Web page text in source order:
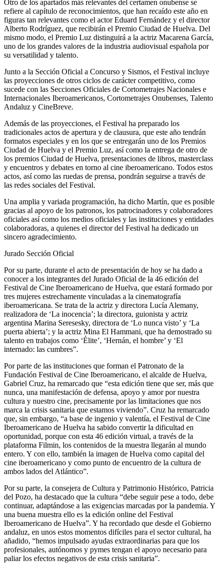
Otro de los apartados más relevantes del certamen onubense se
refiere al capítulo de reconocimientos, que han recaído este año en
figuras tan relevantes como el actor Eduard Fernández y el director
Alberto Rodríguez, que recibirán el Premio Ciudad de Huelva. Del
mismo modo, el Premio Luz distinguirá a la actriz Macarena García,
uno de los grandes valores de la industria audiovisual española por
su versatilidad y talento.
Junto a la Sección Oficial a Concurso y Sismos, el Festival incluye
las proyecciones de otros ciclos de carácter competitivo, como
sucede con las Secciones Oficiales de Cortometrajes Nacionales e
Internacionales Iberoamericanos, Cortometrajes Onubenses, Talento
Andaluz y CineBreve.
Además de las proyecciones, el Festival ha preparado los
tradicionales actos de apertura y de clausura, que este año tendrán
formatos especiales y en los que se entregarán uno de los Premios
Ciudad de Huelva y el Premio Luz, así como la entrega de otro de
los premios Ciudad de Huelva, presentaciones de libros, masterclass
y encuentros y debates en torno al cine iberoamericano. Todos estos
actos, así como las ruedas de prensa, pondrán seguirse a través de
las redes sociales del Festival.
Una amplia y variada programación, ha dicho Martín, que es posible
gracias al apoyo de los patronos, los patrocinadores y colaboradores
oficiales así como los medios oficiales y las instituciones y entidades
colaboradoras, a quienes el director del Festival ha dedicado un
sincero agradecimiento.
Jurado Sección Oficial
Por su parte, durante el acto de presentación de hoy se ha dado a
conocer a los integrantes del Jurado Oficial de la 46 edición del
Festival de Cine Iberoamericano de Huelva, que estará formado por
tres mujeres estrechamente vinculadas a la cinematografía
iberoamericana. Se trata de la actriz y directora Lucía Alemany,
realizadora de ‘La inocencia’; la directora, guionista y actriz
argentina Marina Seresesky, directora de ‘Lo nunca visto’ y ‘La
puerta abierta’; y la actriz Mina El Hammani, que ha demostrado su
talento en trabajos como ‘Élite’, ‘Hernán, el hombre’ y ‘El
internado: las cumbres”.
Por parte de las instituciones que forman el Patronato de la
Fundación Festival de Cine Iberoamericano, el alcalde de Huelva,
Gabriel Cruz, ha remarcado que “esta edición tiene que ser, más que
nunca, una manifestación de defensa, apoyo y amor por nuestra
cultura y nuestro cine, precisamente por las limitaciones que nos
marca la crisis sanitaria que estamos viviendo”. Cruz ha remarcado
que, sin embargo, “a base de ingenio y valentía, el Festival de Cine
Iberoamericano de Huelva ha sabido convertir la dificultad en
oportunidad, porque con esta 46 edición virtual, a través de la
plataforma Filmin, los contenidos de la muestra llegarán al mundo
entero. Y con ello, también la imagen de Huelva como capital del
cine iberoamericano y como punto de encuentro de la cultura de
ambos lados del Atlántico”.
Por su parte, la consejera de Cultura y Patrimonio Histórico, Patricia
del Pozo, ha destacado que la cultura “debe seguir pese a todo, debe
continuar, adaptándose a las exigencias marcadas por la pandemia. Y
una buena muestra ello es la edición online del Festival
Iberoamericano de Huelva”. Y ha recordado que desde el Gobierno
andaluz, en unos estos momentos difíciles para el sector cultural, ha
añadido, “hemos impulsado ayudas extraordinarias para que los
profesionales, autónomos y pymes tengan el apoyo necesario para
paliar los efectos negativos de esta crisis sanitaria”.